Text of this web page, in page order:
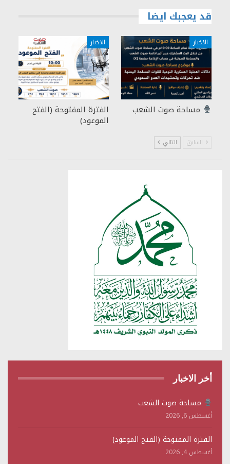
قد يعجبك ايضا
الاخبار
مساحة صوت الشعب
الاخبار
الفترة المفتوحة (الفتح
الموعود)
السابق التالي
أخر الاخبار
مساحة صوت الشعب
أغسطس 6, 2026
الفترة المفتوحة (الفتح الموعود)
أغسطس 4, 2026